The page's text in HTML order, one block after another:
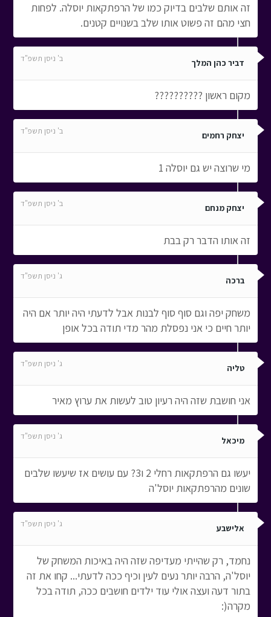
זה אותם שלבים בדיוק כמו של הרפתקאות יוסלה. לפחות
חצי מהם זה פשוט אותו שלב בשנויים קטנים.
דביר כהן המלך ב' ניסן תשפ"ד
מקום ראשון ??????????
יצחק רחמים ב' ניסן תשפ"ד
מי שרוצה יש גם יוסלה 1
יצחק מנחם ב' ניסן תשפ"ד
זה אותו הדבר רק בבת
ברכה ג' ניסן תשפ"ד
משחק יפה וגם סוף סוף לבנות אבל לדעתי היה יותר אם היה
יותר חיים כי אני נפסלת מהר מדי תודה בכל אופן
טליה ג' ניסן תשפ"ד
אני חושבת שזה היה רעיון טוב לעשות את ערוץ מאיר
מיכאל ג' ניסן תשפ"ד
יעשו גם הרפתקאות רחלי 2 ו3? עם עושים אז שיעשו שלבים
שונים מהרפתקאות יוסל'ה
אלישבע ג' ניסן תשפ"ד
נחמד, רק שהייתי מעדיפה שזה היה באיכות המשחק של
יוסל'ה, הרבה יותר נעים לעין וכיף ככה לדעתי... קחו את זה
בתור דעה ועצה אולי עוד ילדים חושבים ככה, תודה בכל
מקרה(: